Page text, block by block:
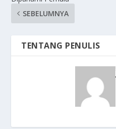
SEBELUMNYA
TENTANG PENULIS